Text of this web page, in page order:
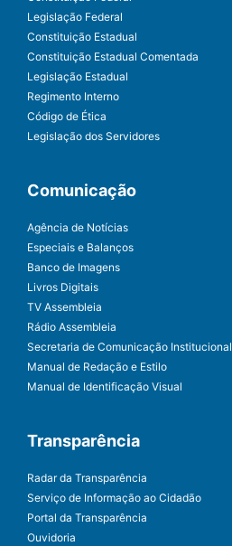
Legislação Federal
Constituição Estadual
Constituição Estadual Comentada
Legislação Estadual
Regimento Interno
Código de Ética
Legislação dos Servidores
Comunicação
Agência de Notícias
Especiais e Balanços
Banco de Imagens
Livros Digitais
TV Assembleia
Rádio Assembleia
Secretaria de Comunicação Institucional
Manual de Redação e Estilo
Manual de Identificação Visual
Transparência
Radar da Transparência
Serviço de Informação ao Cidadão
Portal da Transparência
Ouvidoria